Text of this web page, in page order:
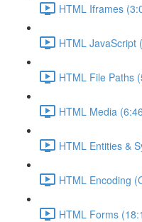
HTML Iframes
HTML JavaScript
HTML File Paths
HTML Media
HTML Entities &
HTML Encoding
HTML Forms